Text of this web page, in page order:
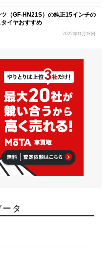
ツ（GF-HN21S）の純正15インチの
イヤおすすめ
2022年11月18日
タ